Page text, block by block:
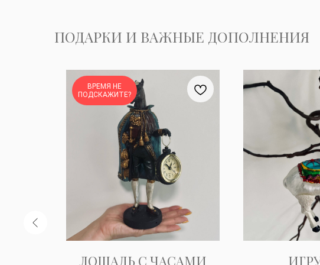
ПОДАРКИ И ВАЖНЫЕ ДОПОЛНЕНИЯ
ВРЕМЯ НЕ
ПОДСКАЖИТЕ?
ЛОШАДЬ С ЧАСАМИ